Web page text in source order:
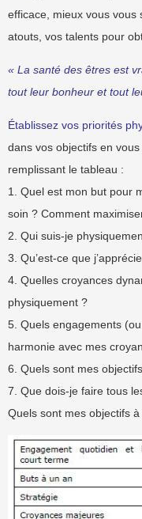
efficace, mieux vous vous
atouts, vos talents pour
« La santé des êtres est
tout leur bonheur et tout
Établissez vos priorités
dans vos objectifs en
remplissant le tableau :
1. Quel est mon but pour
soin ? Comment
2. Qui suis-je
3. Qu’est-ce que
4. Quelles croyances
physiquement ?
5. Quels engagements
harmonie avec mes
6. Quels sont mes
7. Que dois-je faire tous
Quels sont mes objectifs